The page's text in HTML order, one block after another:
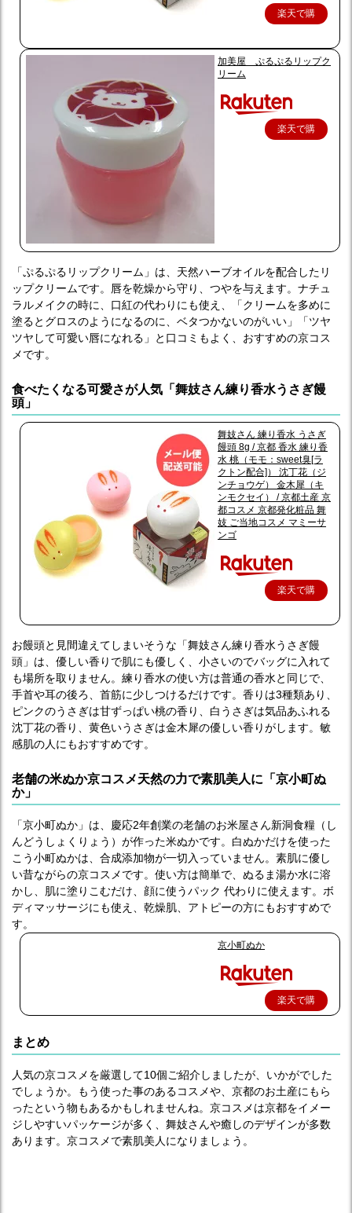
楽天で購
加美屋 ぷるぷるリップク
リーム
楽天で購
「ぷるぷるリップクリーム」は、天然ハーブオイルを配合したリ
ップクリームです。唇を乾燥から守り、つやを与えます。ナチュ
ラルメイクの時に、口紅の代わりにも使え、「クリームを多めに
塗るとグロスのようになるのに、ベタつかないのがいい」「ツヤ
ツヤして可愛い唇になれる」と口コミもよく、おすすめの京コス
メです。
食べたくなる可愛さが人気「舞妓さん練り香水うさぎ饅
頭」
舞妓さん 練り香水 うさぎ
饅頭 8g / 京都 香水 練り香
水 桃（モモ：sweet臭[ラ
クトン配合]） 沈丁花（ジ
ンチョウゲ） 金木犀（キ
ンモクセイ） / 京都土産 京
都コスメ 京都発化粧品 舞
妓 ご当地コスメ マミーサ
ンゴ
楽天で購
お饅頭と見間違えてしまいそうな「舞妓さん練り香水うさぎ饅
頭」は、優しい香りで肌にも優しく、小さいのでバッグに入れて
も場所を取りません。練り香水の使い方は普通の香水と同じで、
手首や耳の後ろ、首筋に少しつけるだけです。香りは3種類あり、
ピンクのうさぎは甘ずっぱい桃の香り、白うさぎは気品あふれる
沈丁花の香り、黄色いうさぎは金木犀の優しい香りがします。敏
感肌の人にもおすすめです。
老舗の米ぬか京コスメ天然の力で素肌美人に「京小町ぬ
か」
「京小町ぬか」は、慶応2年創業の老舗のお米屋さん新洞食糧（し
んどうしょくりょう）が作った米ぬかです。白ぬかだけを使った
こう小町ぬかは、合成添加物が一切入っていません。素肌に優し
い昔ながらの京コスメです。使い方は簡単で、ぬるま湯か水に溶
かし、肌に塗りこむだけ、顔に使うパック 代わりに使えます。ボ
ディマッサージにも使え、乾燥肌、アトピーの方にもおすすめで
す。
京小町ぬか
楽天で購
まとめ
人気の京コスメを厳選して10個ご紹介しましたが、いかがでした
でしょうか。もう使った事のあるコスメや、京都のお土産にもら
ったという物もあるかもしれませんね。京コスメは京都をイメー
ジしやすいパッケージが多く、舞妓さんや癒しのデザインが多数
あります。京コスメで素肌美人になりましょう。